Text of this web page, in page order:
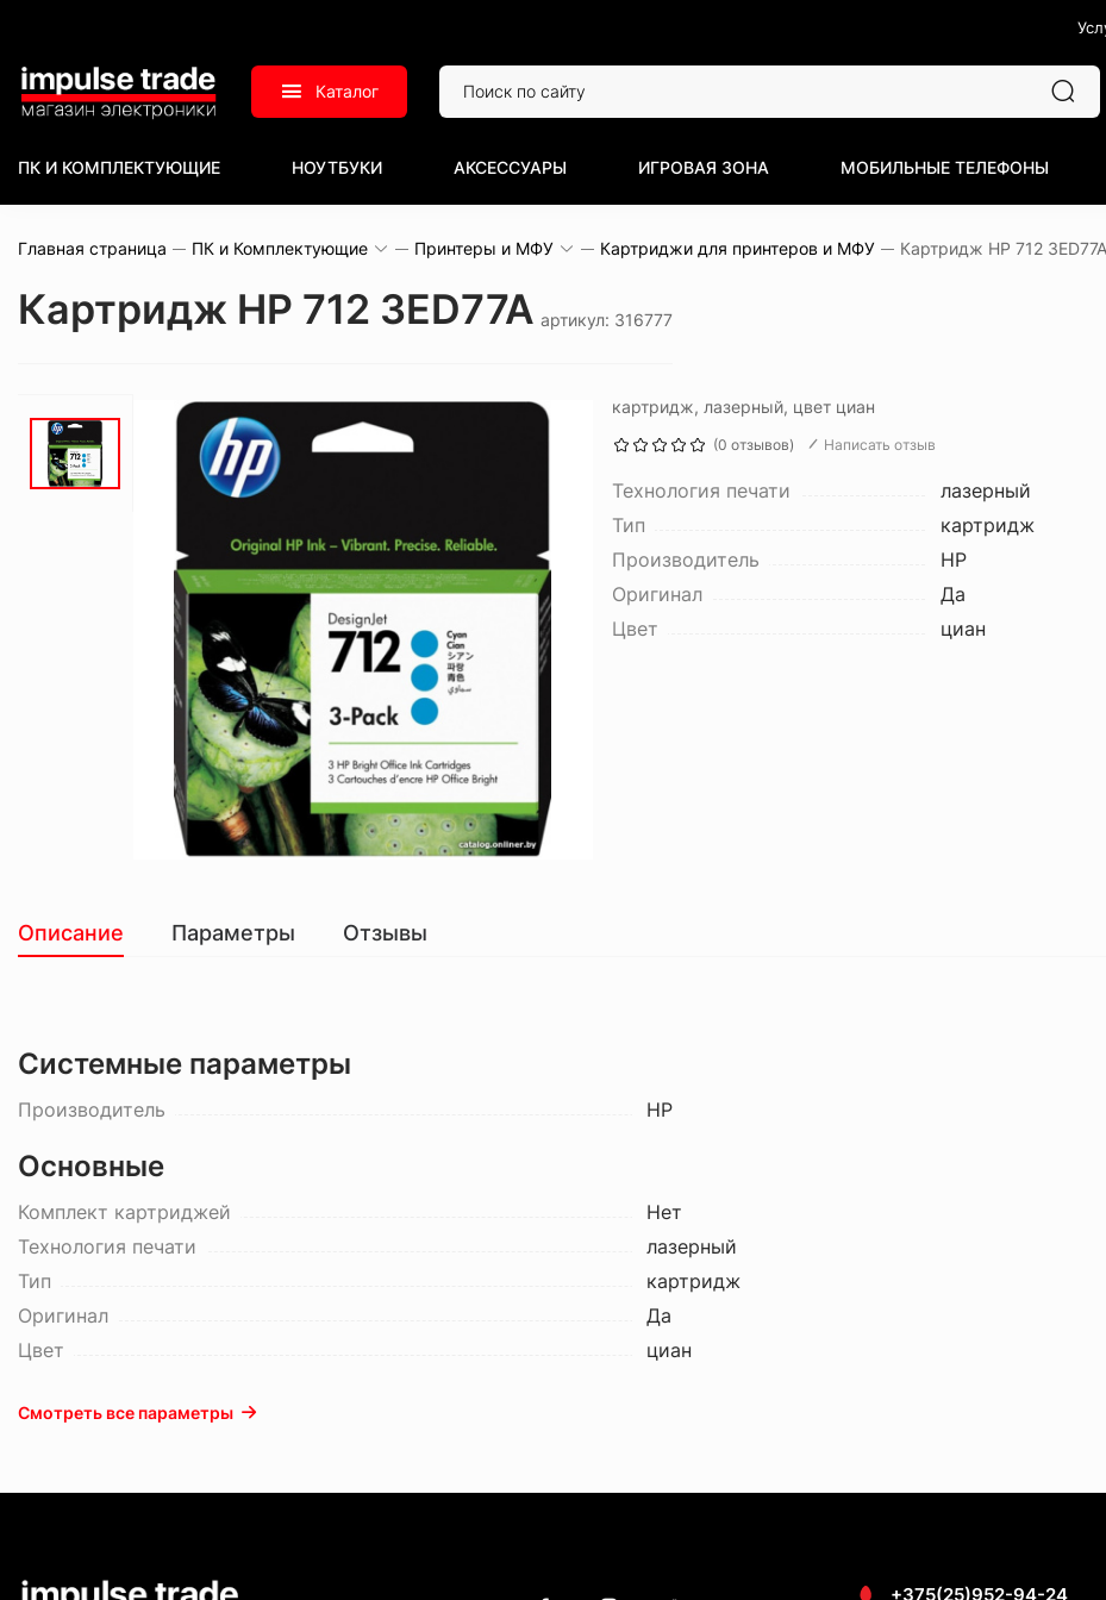
Каталог
ПК И КОМПЛЕКТУЮЩИЕ НОУТБУКИ АКСЕССУАРЫ ИГРОВАЯ ЗОНА МОБИЛЬНЫЕ ТЕЛЕФОНЫ
Главная страница ПК и Комплектующие Принтеры и МФУ Картриджи для принтеров и МФУ Картридж HP 712 3ED77A
Картридж HP 712 3ED77A артикул: 316777
картридж, лазерный, цвет циан
(0 отзывов) Написать отзыв
Технология печати
лазерный
Тип
картридж
Производитель
HP
Оригинал
Да
Цвет
циан
Описание Параметры Отзывы
Системные параметры
Производитель HP
Основные
Комплект картриджей
Нет
Технология печати
лазерный
Тип
картридж
Оригинал
Да
Цвет
циан
Смотреть все параметры
+375(25)952-94-24